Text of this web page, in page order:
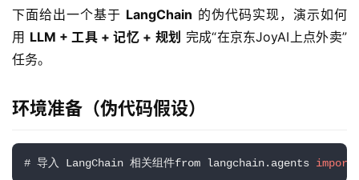
下面给出一个基于 LangChain 的伪代码实现，演示如何
用 LLM + 工具 + 记忆 + 规划 完成“在京东JoyAI上点外卖”
任务。
环境准备（伪代码假设）
# 导入 LangChain 相关组件from langchain.agents import